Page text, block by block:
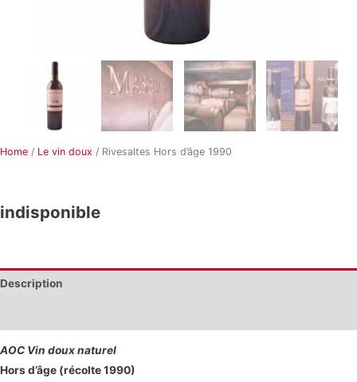
Home / Le vin doux / Rivesaltes Hors d’âge 1990
indisponible
Description
AOC Vin doux naturel
Hors d’âge (récolte 1990)